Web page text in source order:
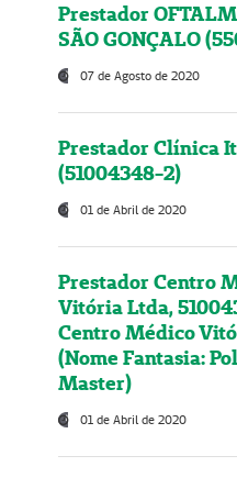
Prestador
SÃO GONÇALO
07 de Agosto de 2020
Prestador Clínica
(51004348-2)
01 de Abril de 2020
Prestador Centro
Vitória Ltda,
Centro Médico
(Nome Fantasia:
Master)
01 de Abril de 2020